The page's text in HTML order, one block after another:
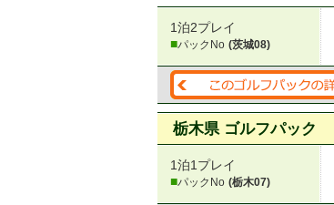
1泊2プレイ
■パックNo (茨城08)
栃木県 ゴルフパック
1泊1プレイ
■パックNo (栃木07)